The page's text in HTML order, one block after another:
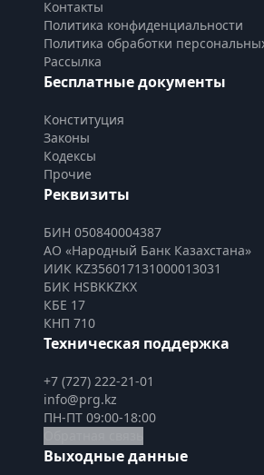
Контакты
Политика конфиденциальности
Политика обработки
Рассылка
Бесплатные документы
Конституция
Законы
Кодексы
Прочие
Реквизиты
БИН 050840004387
АО «Народный Банк Казахстана»
ИИК KZ356017131000013031
БИК HSBKKZKX
КБЕ 17
КНП 710
Техническая поддержка
+7 (727) 222-21-01
info@prg.kz
ПН-ПТ 09:00-18:00
Выходные данные